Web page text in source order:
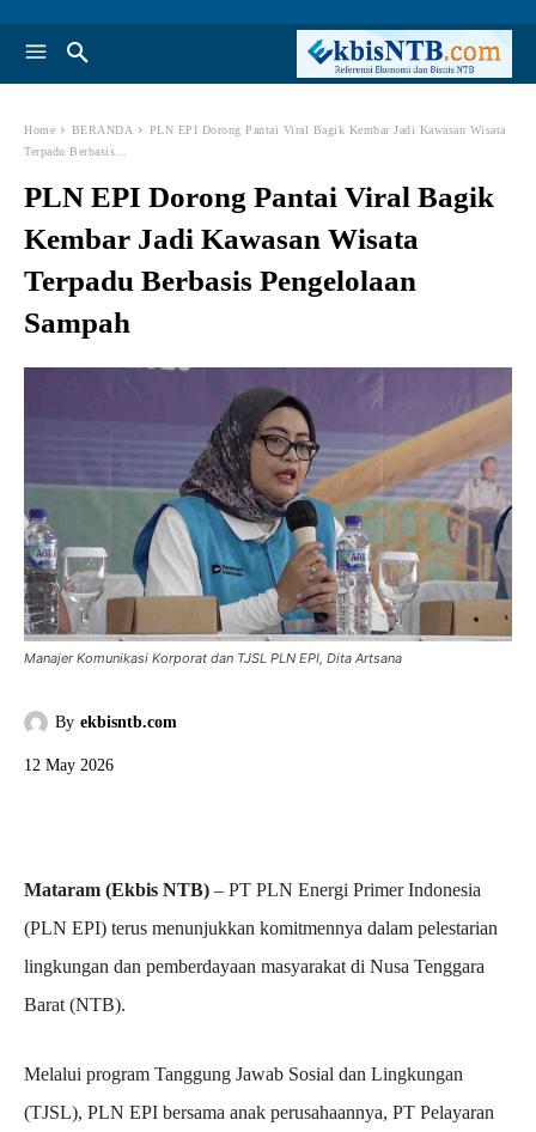
Home BERANDA
PLN EPI Dorong Pantai Viral Bagik Kembar Jadi Kawasan Wisata
Terpadu Berbasis...
PLN EPI Dorong Pantai Viral Bagik
Kembar Jadi Kawasan Wisata
Terpadu Berbasis Pengelolaan
Sampah
Manajer Komunikasi Korporat dan TJSL PLN EPI, Dita Artsana
By ekbisntb.com
12 May 2026
Mataram (Ekbis NTB) – PT PLN Energi Primer Indonesia
(PLN EPI) terus menunjukkan komitmennya dalam pelestarian
lingkungan dan pemberdayaan masyarakat di Nusa Tenggara
Barat (NTB).
Melalui program Tanggung Jawab Sosial dan Lingkungan
(TJSL), PLN EPI bersama anak perusahaannya, PT Pelayaran